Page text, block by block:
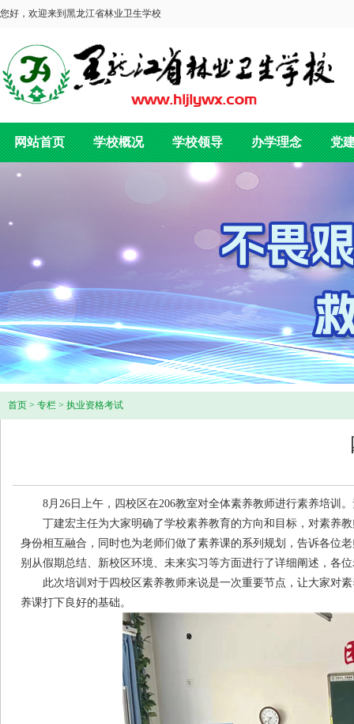
您好，欢迎来到黑龙江省林业卫生学校
网站首页 学校概况 学校领导 办学理念 党
首页 > 专栏 > 执业资格考试
8月26日上午，四校区在206教室对全体素养教师进行素养培训
丁建宏主任为大家明确了学校素养教育的方向和目标，对素养教
身份相互融合，同时也为老师们做了素养课的系列规划，告诉各位
别从假期总结、新校区环境、未来实习等方面进行了详细阐述，各
此次培训对于四校区素养教师来说是一次重要节点，让大家对素
养课打下良好的基础。